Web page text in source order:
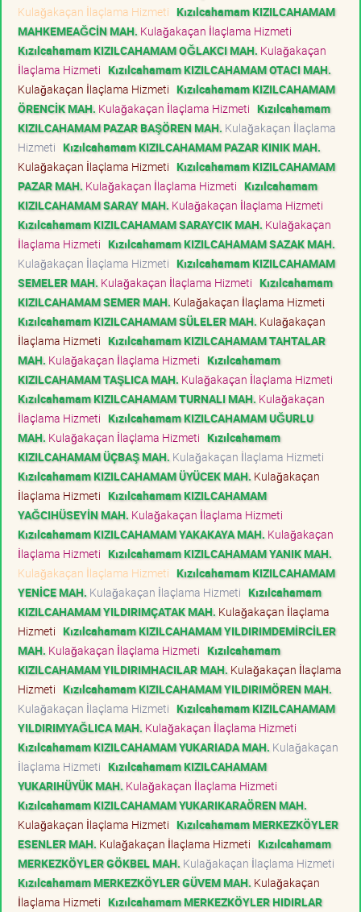
Kulağakaçan İlaçlama Hizmeti Kızılcahamam KIZILCAHAMAM
MAHKEMEAĞCİN MAH. Kulağakaçan İlaçlama Hizmeti
Kızılcahamam KIZILCAHAMAM OĞLAKCI MAH. Kulağakaçan
İlaçlama Hizmeti Kızılcahamam KIZILCAHAMAM OTACI MAH.
Kulağakaçan İlaçlama Hizmeti Kızılcahamam KIZILCAHAMAM
ÖRENCİK MAH. Kulağakaçan İlaçlama Hizmeti Kızılcahamam
KIZILCAHAMAM PAZAR BAŞÖREN MAH. Kulağakaçan İlaçlama
Hizmeti Kızılcahamam KIZILCAHAMAM PAZAR KINIK MAH.
Kulağakaçan İlaçlama Hizmeti Kızılcahamam KIZILCAHAMAM
PAZAR MAH. Kulağakaçan İlaçlama Hizmeti Kızılcahamam
KIZILCAHAMAM SARAY MAH. Kulağakaçan İlaçlama Hizmeti
Kızılcahamam KIZILCAHAMAM SARAYCIK MAH. Kulağakaçan
İlaçlama Hizmeti Kızılcahamam KIZILCAHAMAM SAZAK MAH.
Kulağakaçan İlaçlama Hizmeti Kızılcahamam KIZILCAHAMAM
SEMELER MAH. Kulağakaçan İlaçlama Hizmeti Kızılcahamam
KIZILCAHAMAM SEMER MAH. Kulağakaçan İlaçlama Hizmeti
Kızılcahamam KIZILCAHAMAM SÜLELER MAH. Kulağakaçan
İlaçlama Hizmeti Kızılcahamam KIZILCAHAMAM TAHTALAR
MAH. Kulağakaçan İlaçlama Hizmeti Kızılcahamam
KIZILCAHAMAM TAŞLICA MAH. Kulağakaçan İlaçlama Hizmeti
Kızılcahamam KIZILCAHAMAM TURNALI MAH. Kulağakaçan
İlaçlama Hizmeti Kızılcahamam KIZILCAHAMAM UĞURLU
MAH. Kulağakaçan İlaçlama Hizmeti Kızılcahamam
KIZILCAHAMAM ÜÇBAŞ MAH. Kulağakaçan İlaçlama Hizmeti
Kızılcahamam KIZILCAHAMAM ÜYÜCEK MAH. Kulağakaçan
İlaçlama Hizmeti Kızılcahamam KIZILCAHAMAM
YAĞCIHÜSEYİN MAH. Kulağakaçan İlaçlama Hizmeti
Kızılcahamam KIZILCAHAMAM YAKAKAYA MAH. Kulağakaçan
İlaçlama Hizmeti Kızılcahamam KIZILCAHAMAM YANIK MAH.
Kulağakaçan İlaçlama Hizmeti Kızılcahamam KIZILCAHAMAM
YENİCE MAH. Kulağakaçan İlaçlama Hizmeti Kızılcahamam
KIZILCAHAMAM YILDIRIMÇATAK MAH. Kulağakaçan İlaçlama
Hizmeti Kızılcahamam KIZILCAHAMAM YILDIRIMDEMİRCİLER
MAH. Kulağakaçan İlaçlama Hizmeti Kızılcahamam
KIZILCAHAMAM YILDIRIMHACILAR MAH. Kulağakaçan İlaçlama
Hizmeti Kızılcahamam KIZILCAHAMAM YILDIRIMÖREN MAH.
Kulağakaçan İlaçlama Hizmeti Kızılcahamam KIZILCAHAMAM
YILDIRIMYAĞLICA MAH. Kulağakaçan İlaçlama Hizmeti
Kızılcahamam KIZILCAHAMAM YUKARIADA MAH. Kulağakaçan
İlaçlama Hizmeti Kızılcahamam KIZILCAHAMAM
YUKARIHÜYÜK MAH. Kulağakaçan İlaçlama Hizmeti
Kızılcahamam KIZILCAHAMAM YUKARIKARAÖREN MAH.
Kulağakaçan İlaçlama Hizmeti Kızılcahamam MERKEZKÖYLER
ESENLER MAH. Kulağakaçan İlaçlama Hizmeti Kızılcahamam
MERKEZKÖYLER GÖKBEL MAH. Kulağakaçan İlaçlama Hizmeti
Kızılcahamam MERKEZKÖYLER GÜVEM MAH. Kulağakaçan
İlaçlama Hizmeti Kızılcahamam MERKEZKÖYLER HIDIRLAR